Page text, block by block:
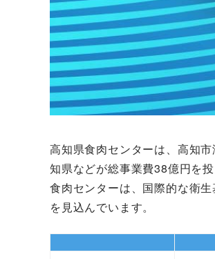
高知県食肉センターは、高知
知県などが総事業費38億円を投
食肉センターは、国際的な衛
を見込んでいます。